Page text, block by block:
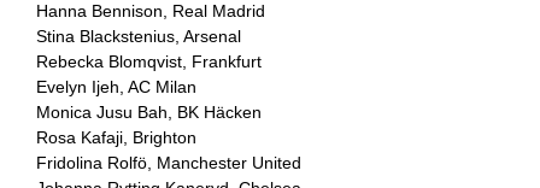
Hanna Bennison, Real Madrid
Stina Blackstenius, Arsenal
Rebecka Blomqvist, Frankfurt
Evelyn Ijeh, AC Milan
Monica Jusu Bah, BK Häcken
Rosa Kafaji, Brighton
Fridolina Rolfö, Manchester United